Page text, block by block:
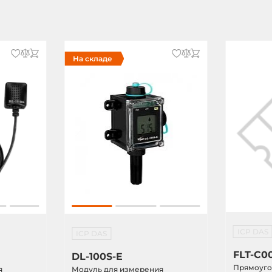
На складе
DL-100S-E
Модуль для измерения
FLT-